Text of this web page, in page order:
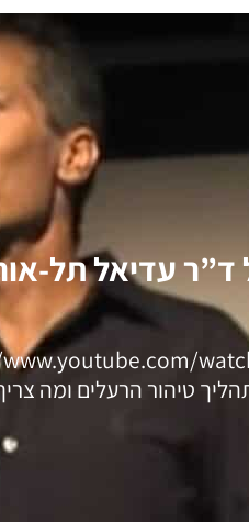
ד”ר עדיאל תל-